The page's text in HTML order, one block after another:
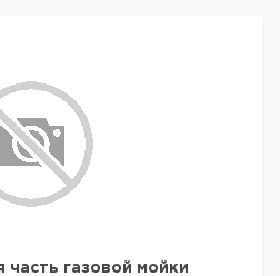
часть газовой мойки